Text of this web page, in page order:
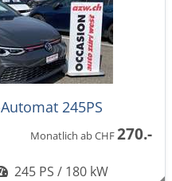
245PS
Monatlich ab CHF270.-
245 PS / 180 kW